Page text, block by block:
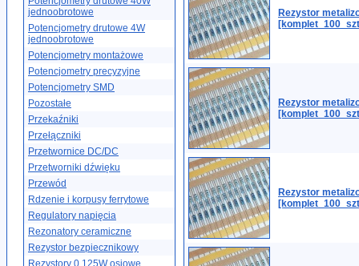
jednoobrotowe
Potencjometry drutowe 4W
jednoobrotowe
Potencjometry montażowe
Potencjometry precyzyjne
Potencjometry SMD
Pozostałe
Przekaźniki
Przełączniki
Przetwornice DC/DC
Przetworniki dźwięku
Przewód
Rdzenie i korpusy ferrytowe
Regulatory napięcia
Rezonatory ceramiczne
Rezystor bezpiecznikowy
Rezystory 0.125W osiowe
Rezystor
Rezystor
Rezystor